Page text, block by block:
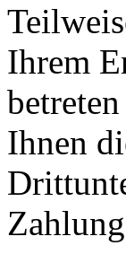
Ihrem
Ihnen